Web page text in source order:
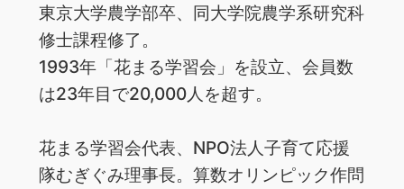
東京大学農学部卒、同大学院農学系研究科
修士課程修了。
1993年「花まる学習会」を設立、会員数
は23年目で20,000人を超す。
花まる学習会代表、NPO法人子育て応援
隊むぎぐみ理事長。算数オリンピック作問